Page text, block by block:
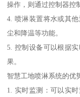
操作，则通过控制器控
4. 喷淋装置将水或其
尘和降温等功能。
5. 控制设备可以根据
果。
智慧工地喷淋系统的优
1. 实时监测：可以实